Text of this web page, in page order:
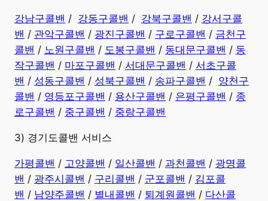
강남구콜밴 / 강동구콜밴 / 강북구콜밴 / 강서구콜
밴 / 관악구콜밴 / 광진구콜밴 / 구로구콜밴 / 금천구
콜밴 / 노원구콜밴 / 도봉구콜밴 / 동대문구콜밴 / 동
작구콜밴 / 마포구콜밴 / 서대문구콜밴 / 서초구콜
밴 / 성동구콜밴 / 성북구콜밴 / 송파구콜밴 / 양천구
콜밴 / 영등포구콜밴 / 용산구콜밴 / 은평구콜밴 / 종
로구콜밴 / 중구콜밴 / 중랑구콜밴
3) 경기도콜밴 서비스
가평콜밴 / 고양콜밴 / 일산콜밴 / 과천콜밴 / 광명콜
밴 / 광주시콜밴 / 구리콜밴 / 군포콜밴 / 김포콜
밴 / 남양주콜밴 / 별내콜밴 / 퇴계원콜밴 / 다산콜